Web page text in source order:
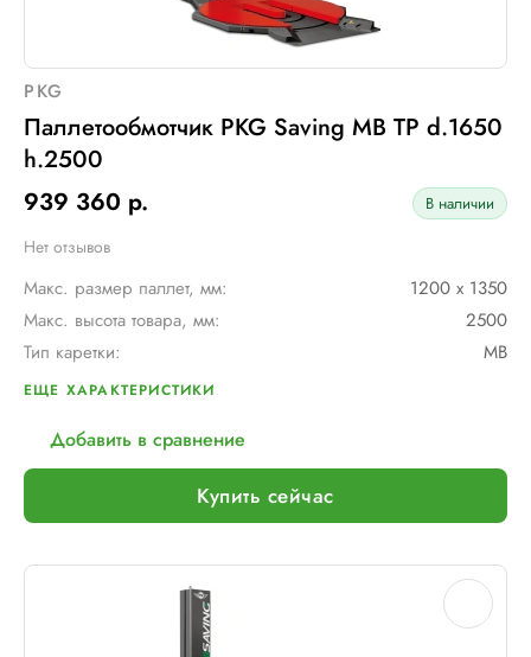
PKG
Паллетообмотчик PKG Saving MB TP d.1650
h.2500
939 360 р.
В наличии
Нет отзывов
Макс. размер паллет, мм:
1200 х 1350
Макс. высота товара, мм:
2500
Тип каретки:
MB
Диам. поворотного стола, мм:
Тип питания:
Макс. вес рулона с пленкой, кг:
16
Шир. рулона с пленкой, мм:
500
Электрическое подключение:
220В, 50Гц, 1Фаза
ЕЩЕ ХАРАКТЕРИСТИКИ
Добавить в сравнение
Купить сейчас